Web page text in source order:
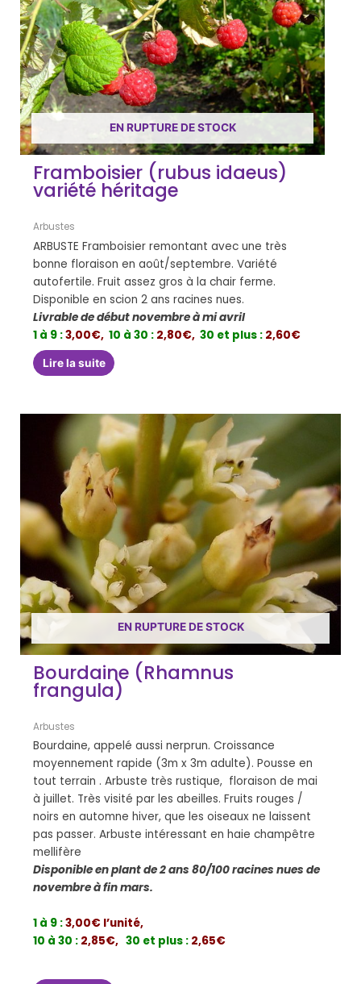
EN RUPTURE DE STOCK
Framboisier (rubus idaeus)
variété héritage
Arbustes
ARBUSTE Framboisier remontant avec une très
bonne floraison en août/septembre. Variété
autofertile. Fruit assez gros à la chair ferme.
Disponible en scion 2 ans racines nues.
Livrable de début novembre à mi avril
1 à 9 :3,00€, 10 à 30 : 2,80€, 30 et plus : 2,60€
Lire la suite
EN RUPTURE DE STOCK
Bourdaine (Rhamnus
frangula)
Arbustes
Bourdaine, appelé aussi nerprun. Croissance
moyennement rapide (3m x 3m adulte). Pousse en
tout terrain . Arbuste très rustique, floraison de mai
à juillet. Très visité par les abeilles. Fruits rouges /
noirs en automne hiver, que les oiseaux ne laissent
pas passer. Arbuste intéressant en haie champêtre
mellifère
Disponible en plant de 2 ans 80/100 racines nues de
novembre à fin mars.
1 à 9 :3,00€ l’unité,
10 à 30 : 2,85€, 30 et plus : 2,65€